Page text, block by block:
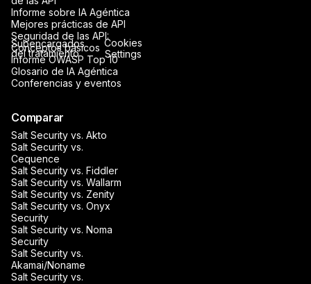
Informe sobre IA Agéntica
Mejores prácticas de API
Seguridad de las API:
Conceptos básicos
Informe OWASP Top 10
Glosario de IA Agéntica
Conferencias y eventos
Comparar
Salt Security vs. Akto
Salt Security vs.
Cequence
Salt Security vs. Fiddler
Salt Security vs. Wallarm
Salt Security vs. Zenity
Salt Security vs. Onyx
Security
Salt Security vs. Noma
Security
Salt Security vs.
Akamai/Noname
Salt Security vs.
Subencargados
del tratamiento
Cookies
Settings